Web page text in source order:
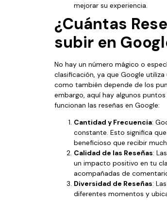
mejorar su experiencia.
¿Cuántas
subir en
No hay un número mágico o
clasificación, ya que Google
como también depende de los
embargo, aquí hay algunos
funcionan las reseñas en Google:
Cantidad y Frecuencia:
constante. Esto significa
beneficioso que recibir
Calidad de las Reseñas:
un impacto positivo en tu
acompañadas de
Diversidad de Reseñas:
diferentes momentos y